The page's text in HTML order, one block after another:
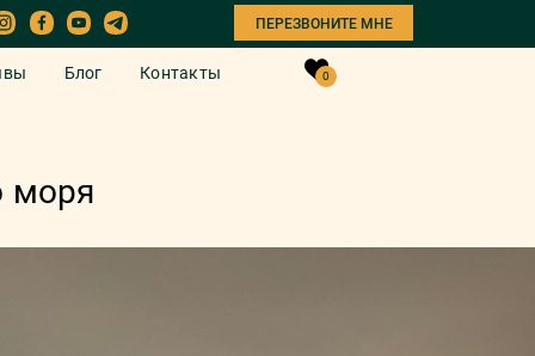
ПЕРЕЗВОНИТЕ МНЕ
Блог Контакты 0
моря